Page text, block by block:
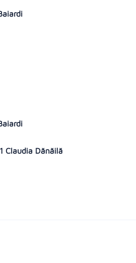
Claudia Dănăilă